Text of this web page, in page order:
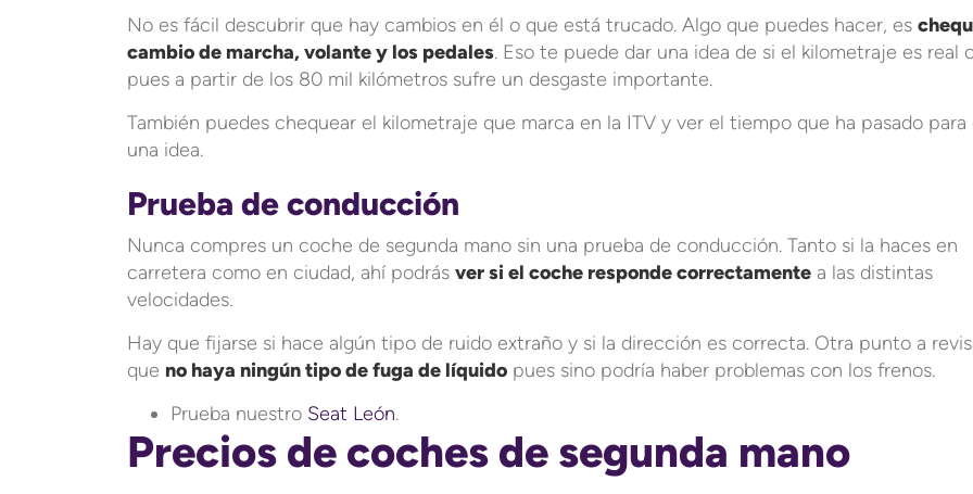
No es fácil descubrir que hay cambios en él o que está trucado. Algo que puedes hacer, es
cambio de marcha, volante y los pedales. Eso te puede dar una idea de si el kilometraje es real
pues a partir de los 80 mil kilómetros sufre un desgaste importante.
También puedes chequear el kilometraje que marca en la ITV y ver el tiempo que ha pasado para
una idea.
Prueba de conducción
Nunca compres un coche de segunda mano sin una prueba de conducción. Tanto si la haces en
carretera como en ciudad, ahí podrás ver si el coche responde correctamente a las distintas
velocidades.
Hay que fijarse si hace algún tipo de ruido extraño y si la dirección es correcta. Otra punto a
que no haya ningún tipo de fuga de líquido pues sino podría haber problemas con los frenos.
Prueba nuestro Seat León.
Precios de coches de segunda mano